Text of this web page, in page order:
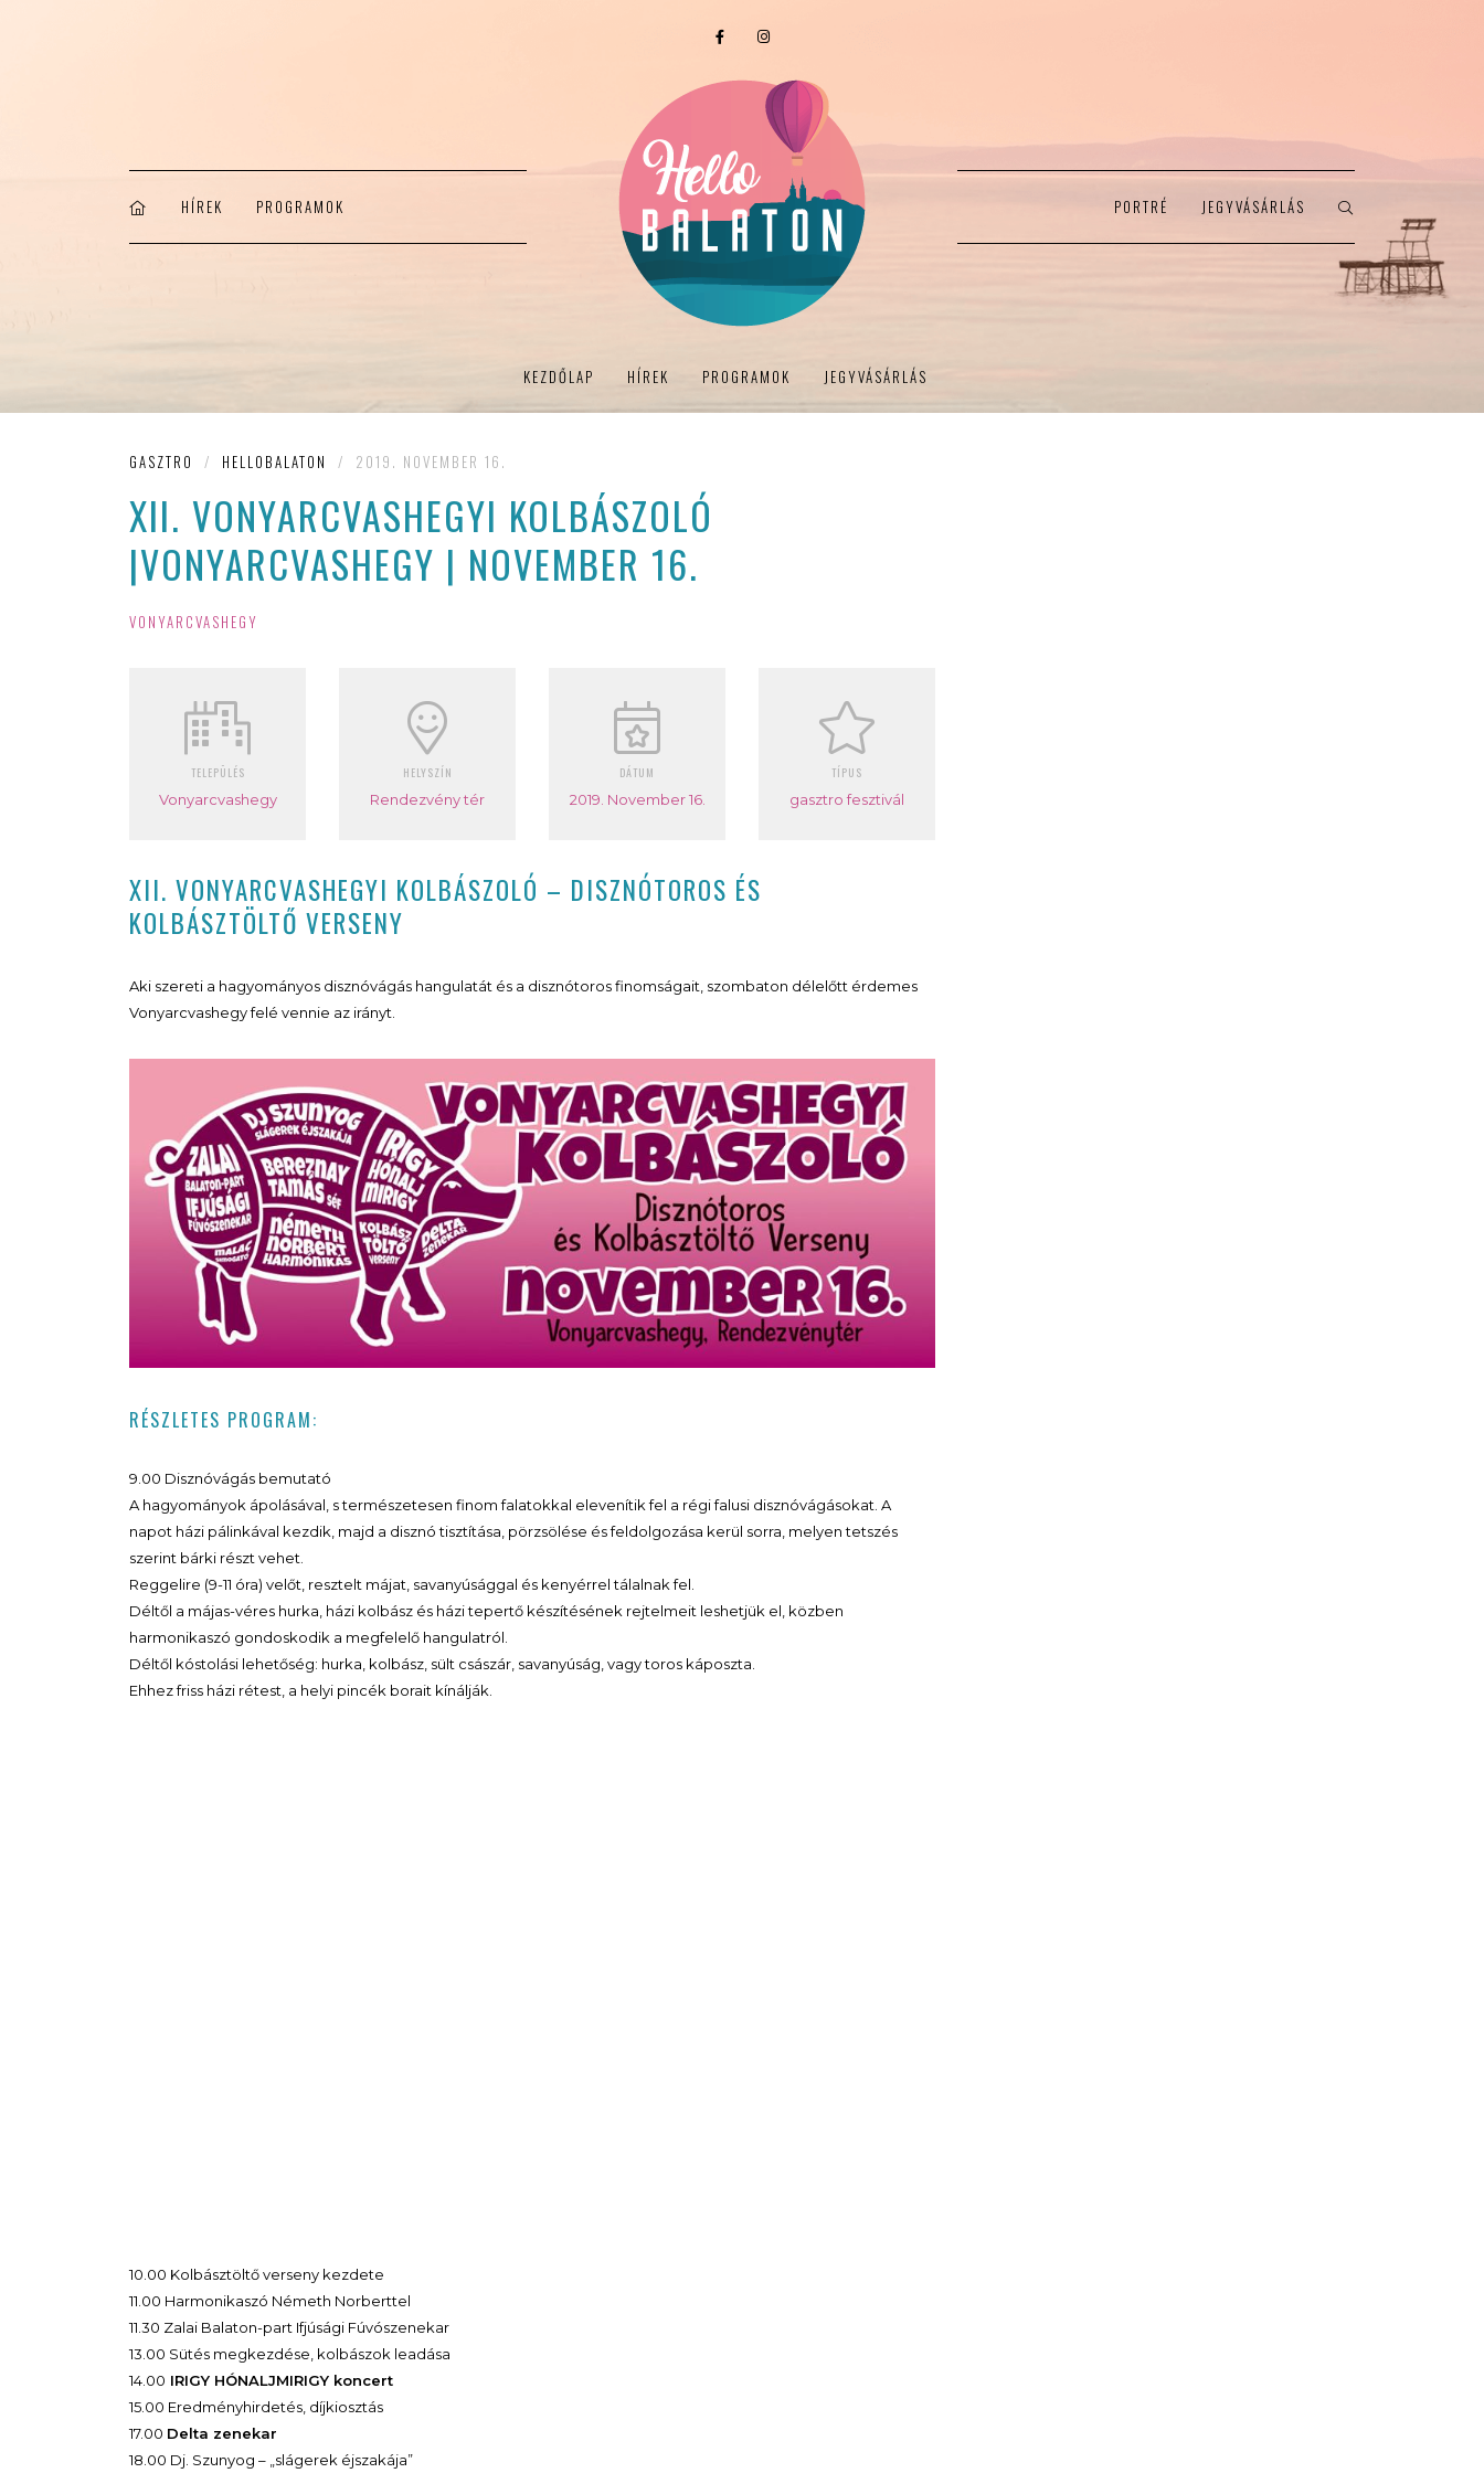
HÍREK PROGRAMOK PORTRÉ JEGYVÁSÁRLÁS
KEZDŐLAP HÍREK PROGRAMOK JEGYVÁSÁRLÁS
GASZTRO / HELLOBALATON / 2019. NOVEMBER 16.
XII. VONYARCVASHEGYI KOLBÁSZOLÓ
|VONYARCVASHEGY | NOVEMBER 16.
VONYARCVASHEGY
TELEPÜLÉS
Vonyarcvashegy
HELYSZÍN
Rendezvény tér
DÁTUM
2019. November 16.
TÍPUS
gasztro fesztivál
XII. VONYARCVASHEGYI KOLBÁSZOLÓ – DISZNÓTOROS ÉS
KOLBÁSZTÖLTŐ VERSENY
Aki szereti a hagyományos disznóvágás hangulatát és a disznótoros finomságait, szombaton délelőtt érdemes
Vonyarcvashegy felé vennie az irányt.
RÉSZLETES PROGRAM:
9.00 Disznóvágás bemutató
A hagyományok ápolásával, s természetesen finom falatokkal elevenítik fel a régi falusi disznóvágásokat. A
napot házi pálinkával kezdik, majd a disznó tisztítása, pörzsölése és feldolgozása kerül sorra, melyen tetszés
szerint bárki részt vehet.
Reggelire (9-11 óra) velőt, resztelt májat, savanyúsággal és kenyérrel tálalnak fel.
Déltől a májas-véres hurka, házi kolbász és házi tepertő készítésének rejtelmeit leshetjük el, közben
harmonikaszó gondoskodik a megfelelő hangulatról.
Déltől kóstolási lehetőség: hurka, kolbász, sült császár, savanyúság, vagy toros káposzta.
Ehhez friss házi rétest, a helyi pincék borait kínálják.
10.00 Kolbásztöltő verseny kezdete
11.00 Harmonikaszó Németh Norberttel
11.30 Zalai Balaton-part Ifjúsági Fúvószenekar
13.00 Sütés megkezdése, kolbászok leadása
14.00 IRIGY HÓNALJMIRIGY koncert
15.00 Eredményhirdetés, díjkiosztás
17.00 Delta zenekar
18.00 Dj. Szunyog – „slágerek éjszakája”